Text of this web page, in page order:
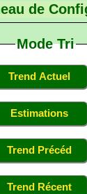
de
Mode Tri
Trend Actuel
Estimations
Trend Précéd
Trend Récent